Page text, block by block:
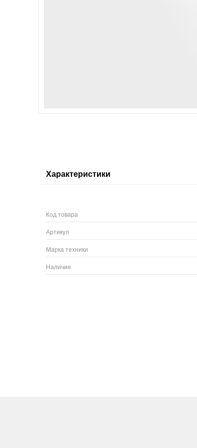
Характеристики
Код товара
Артикул
Марка техники
Наличие